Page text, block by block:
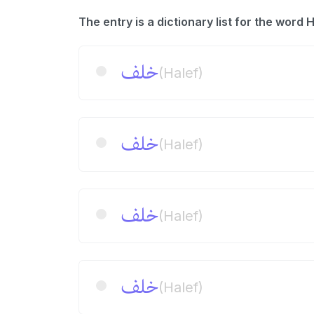
خلف(Halef)
خلف(Halef)
خلف(Halef)
خلف(Halef)